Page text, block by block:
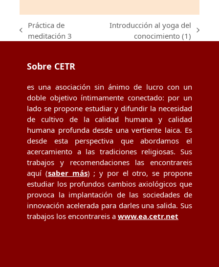
previous
Práctica de
meditación 3
Introducción al yoga del
conocimiento (1)
Sobre CETR
es una asociación sin ánimo de lucro con un
doble objetivo íntimamente conectado: por un
lado se propone estudiar y difundir la necesidad
de cultivo de la calidad humana y calidad
humana profunda desde una vertiente laica. Es
desde esta perspectiva que abordamos el
acercamiento a las tradiciones religiosas. Sus
trabajos y recomendaciones las encontrareis
aquí (saber más) ; y por el otro, se propone
estudiar los profundos cambios axiológicos que
provoca la implantación de las sociedades de
innovación acelerada para darles una salida. Sus
trabajos los encontrareis a www.ea.cetr.net